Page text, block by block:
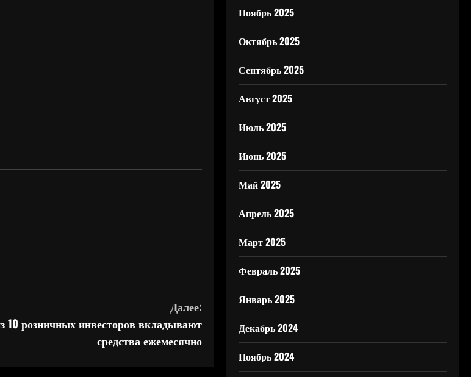
Далее:
10 розничных инвесторов вкладывают
средства ежемесячно
Ноябрь 2025
Октябрь 2025
Сентябрь 2025
Август 2025
Июль 2025
Июнь 2025
Май 2025
Апрель 2025
Март 2025
Февраль 2025
Январь 2025
Декабрь 2024
Ноябрь 2024